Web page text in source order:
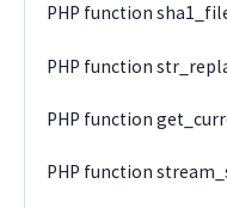
PHP function
PHP function
PHP function
PHP function